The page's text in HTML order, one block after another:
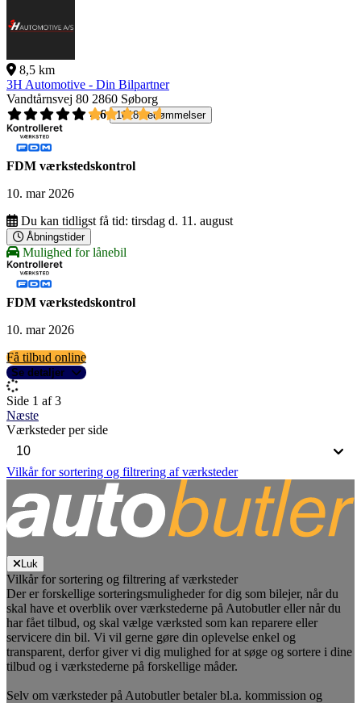
8,5 km
3H Automotive - Din Bilpartner
Vandtårnsvej 80 2860 Søborg
4,6
1618 bedømmelser
FDM værkstedskontrol
10. mar 2026
Du kan tidligst få tid: tirsdag d. 11. august
Åbningstider
Mulighed for lånebil
FDM værkstedskontrol
10. mar 2026
Få tilbud online
Se detaljer
Side 1 af 3
Næste
Værksteder per side
Vilkår for sortering og filtrering af værksteder
Luk
Vilkår for sortering og filtrering af værksteder
Der er forskellige sorteringsmuligheder for dig som bilejer, når du
skal have et overblik over værkstederne på Autobutler eller når du
har fået tilbud, og skal vælge værksted som kan reparere eller
servicere din bil. Vi vil gerne gøre din oplevelse enkel og
transparent, derfor giver vi dig mulighed for at søge og sortere i dine
tilbud og i værkstederne på forskellige måder.
Selv om værksteder på Autobutler betaler bl.a. kommission og